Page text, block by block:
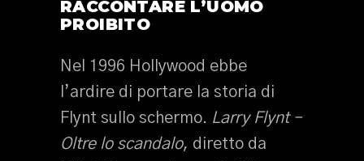
RACCONTARE L’UOMO
PROIBITO
Nel 1996 Hollywood ebbe
l’ardire di portare la storia di
Flynt sullo schermo. Larry Flynt –
Oltre lo scandalo, diretto da